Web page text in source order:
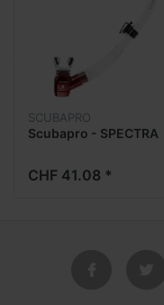
SCUBAPRO
Scubapro - SPECTRA
CHF 41.08 *